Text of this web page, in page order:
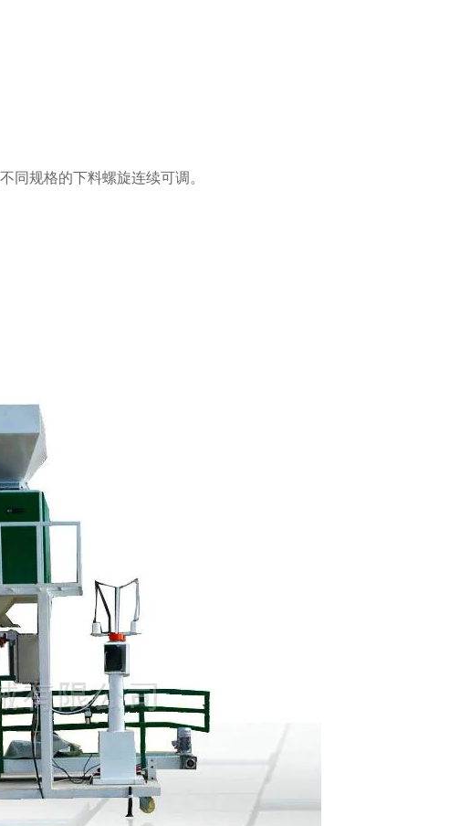
同规格的下料螺旋连续可调。